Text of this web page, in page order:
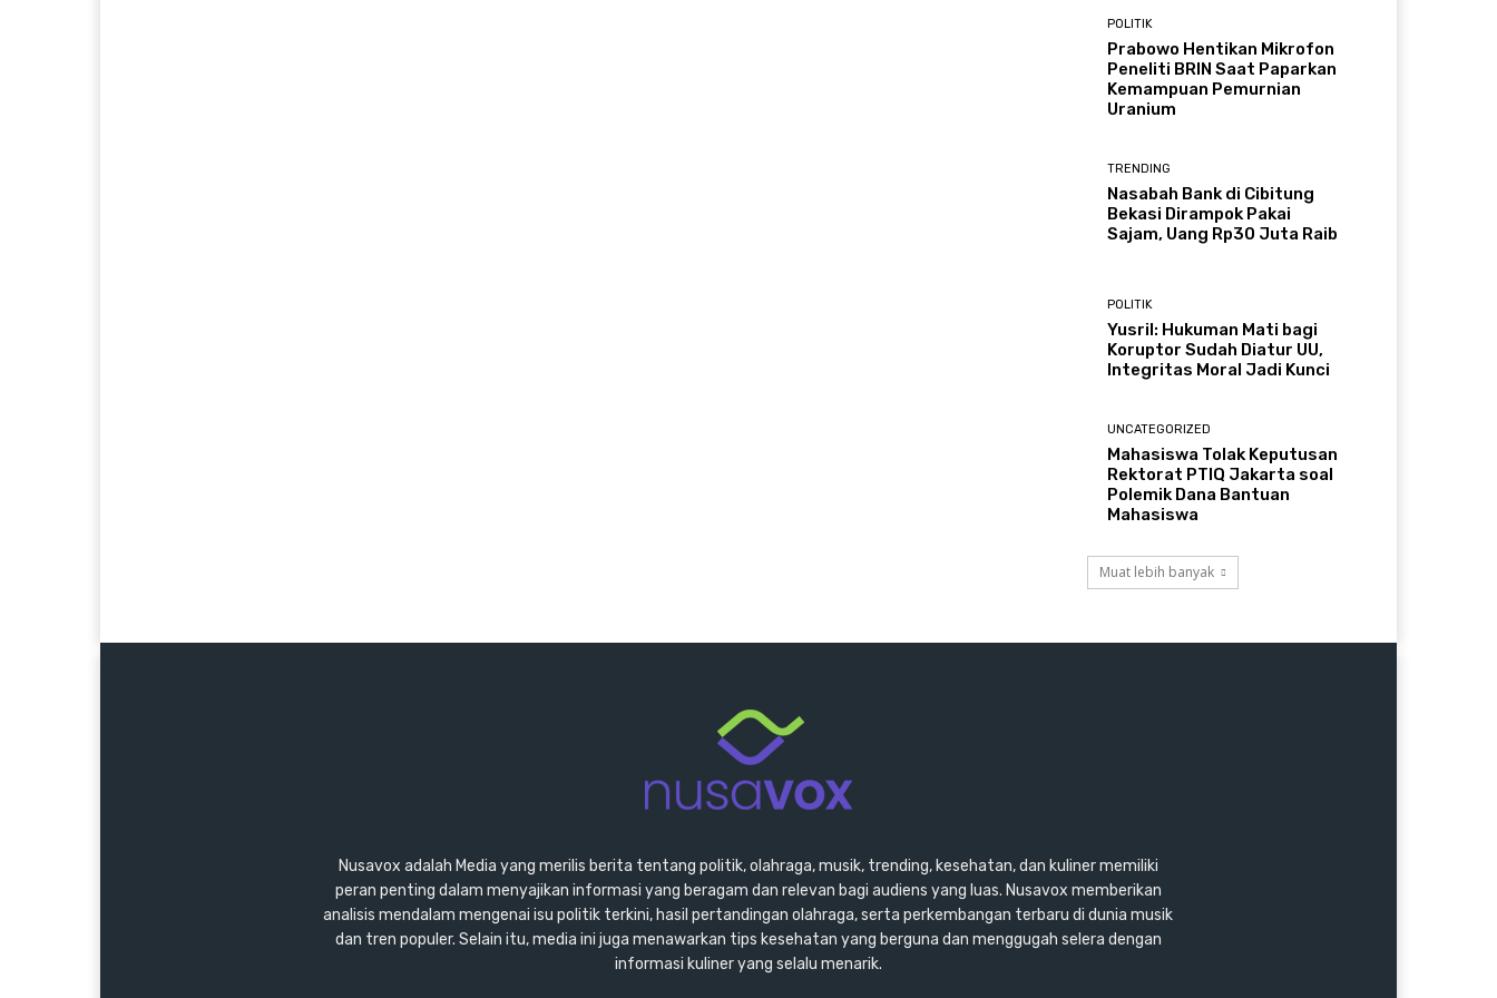
POLITIK
Prabowo Hentikan Mikrofon
Peneliti BRIN Saat Paparkan
Kemampuan Pemurnian
Uranium
TRENDING
Nasabah Bank di Cibitung
Bekasi Dirampok Pakai
Sajam, Uang Rp30 Juta Raib
POLITIK
Yusril: Hukuman Mati bagi
Koruptor Sudah Diatur UU,
Integritas Moral Jadi Kunci
UNCATEGORIZED
Mahasiswa Tolak Keputusan
Rektorat PTIQ Jakarta soal
Polemik Dana Bantuan
Mahasiswa
Muat lebih banyak
Nusavox adalah Media yang merilis berita tentang politik, olahraga, musik, trending, kesehatan, dan kuliner memiliki
peran penting dalam menyajikan informasi yang beragam dan relevan bagi audiens yang luas. Nusavox memberikan
analisis mendalam mengenai isu politik terkini, hasil pertandingan olahraga, serta perkembangan terbaru di dunia musik
dan tren populer. Selain itu, media ini juga menawarkan tips kesehatan yang berguna dan menggugah selera dengan
informasi kuliner yang selalu menarik.